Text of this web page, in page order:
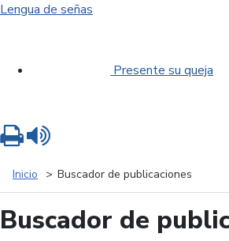
Lengua de señas
Presente su queja
Inicio Buscador de publicaciones
Buscador de
Imprimir